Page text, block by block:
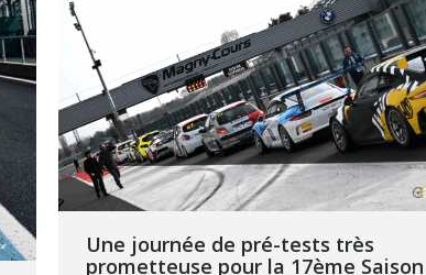
Une journée de pré-tests très
prometteuse pour la 17ème Saison